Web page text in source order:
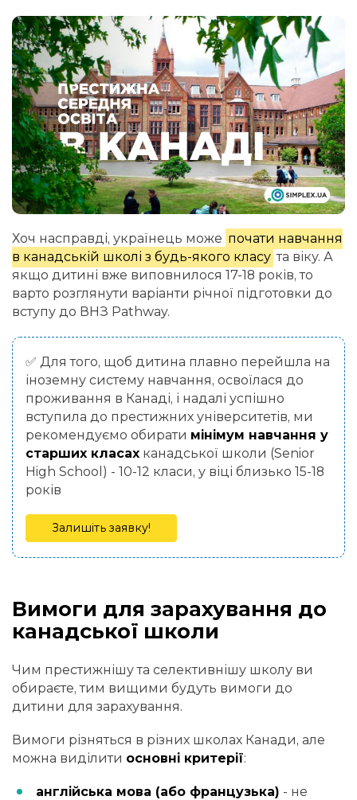
Хоч насправді, українець може почати навчання
в канадській школі з будь-якого класу та віку. А
якщо дитині вже виповнилося 17-18 років, то
варто розглянути варіанти річної підготовки до
вступу до ВНЗ Pathway.
✅ Для того, щоб дитина плавно перейшла на
іноземну систему навчання, освоїлася до
проживання в Канаді, і надалі успішно
вступила до престижних університетів, ми
рекомендуємо обирати мінімум навчання у
старших класах канадської школи (Senior
High School) - 10-12 класи, у віці близько 15-18
років
Залишіть заявку!
Вимоги для зарахування до
канадської школи
Чим престижнішу та селективнішу школу ви
обираєте, тим вищими будуть вимоги до
дитини для зарахування.
Вимоги різняться в різних школах Канади, але
можна виділити основні критерії:
англійська мова (або французька) - не